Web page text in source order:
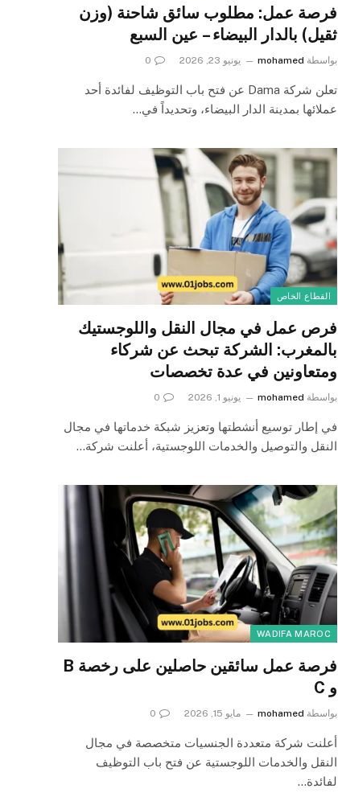
فرصة عمل: مطلوب سائق شاحنة (وزن
ثقيل) بالدار البيضاء – عين السبع
بواسطة mohamed يونيو 23, 2026 0
تعلن شركة Dama عن فتح باب التوظيف لفائدة أحد
عملائها بمدينة الدار البيضاء، وتحديداً في…
القطاع الخاص
فرص عمل في مجال النقل واللوجستيك
بالمغرب: الشركة تبحث عن شركاء
ومتعاونين في عدة تخصصات
بواسطة mohamed يونيو 1, 2026 0
في إطار توسيع أنشطتها وتعزيز شبكة خدماتها في مجال
النقل والتوصيل والخدمات اللوجستية، أعلنت شركة…
WADIFA MAROC
فرصة عمل سائقين حاصلين على رخصة B
و C
بواسطة mohamed مايو 15, 2026 0
أعلنت شركة متعددة الجنسيات متخصصة في مجال
النقل والخدمات اللوجستية عن فتح باب التوظيف
لفائدة…